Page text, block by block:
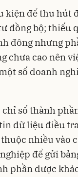
kiện để thu hút
đồng bộ; thiếu
đông nhưng
chưa cao nên
số doanh
chỉ số thành
dữ liệu điều
nhiều vào
để gửi
phần được